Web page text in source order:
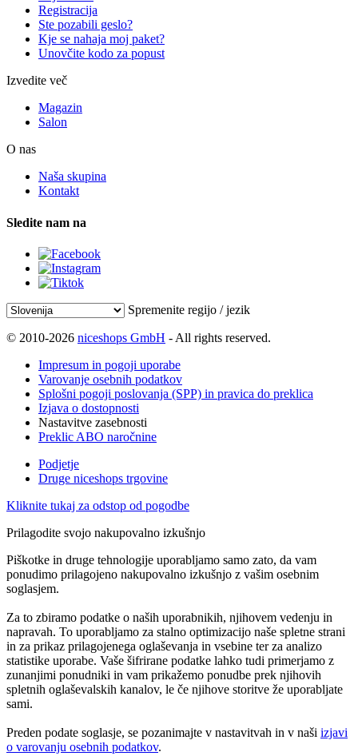
Registracija
Ste pozabili geslo?
Kje se nahaja moj paket?
Unovčite kodo za popust
Izvedite več
Magazin
Salon
O nas
Naša skupina
Kontakt
Sledite nam na
Spremenite regijo / jezik
© 2010-2026 niceshops GmbH - All rights reserved.
Impresum in pogoji uporabe
Varovanje osebnih podatkov
Splošni pogoji poslovanja (SPP) in pravica do preklica
Izjava o dostopnosti
Nastavitve zasebnosti
Preklic ABO naročnine
Podjetje
Druge niceshops trgovine
Kliknite tukaj za odstop od pogodbe
Prilagodite svojo nakupovalno izkušnjo
Piškotke in druge tehnologije uporabljamo samo zato, da vam
ponudimo prilagojeno nakupovalno izkušnjo z vašim osebnim
soglasjem.
Za to zbiramo podatke o naših uporabnikih, njihovem vedenju in
napravah. To uporabljamo za stalno optimizacijo naše spletne strani
in za prikaz prilagojenega oglaševanja in vsebine ter za analizo
statistike uporabe. Vaše šifrirane podatke lahko tudi primerjamo z
zunanjimi ponudniki in vam prikažemo ponudbe prek njihovih
spletnih oglaševalskih kanalov, le če njihove storitve že uporabljate
sami.
Preden podate soglasje, se pozanimajte v nastavitvah in v naši izjavi
o varovanju osebnih podatkov.